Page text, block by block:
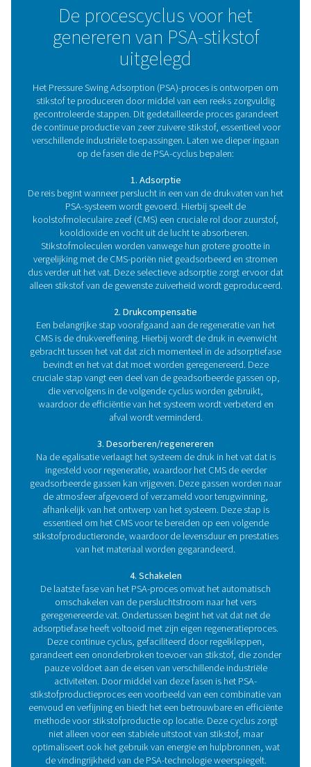
totale bedrijfskosten dalen.
5.Schaalbaarheid
PSA-systemen zijn flexibel en schaalbaar, waardoor ze
eenvoudig kunnen worden aangepast naarmate uw
stikstofbehoeften toenemen zonder uitgebreide
Hoe werkt een PSA-
stikstofgenerator?
In de volgende paragraaf gaan we dieper in op
werkingsprincipe van de PSA-stikstofgenerator.
De kerncomponenten van een PSA-
stikstofopwekkingssysteem
De kern van een PSA-stikstofopwekkingssysteem
geavanceerd en nauwkeurig afgesteld systeem dat is
om zeer zuiver stikstofgas direct ter plaatse te
Centraal in dit systeem staan twee belangrijke
in harmonie werken om stikstof te scheiden van
Bestanddelen:
1. Het hart van het systeem: koolstofmoleculaire
De koolstofmoleculaire zeef (CMS) is het centrale
het PSA-proces en fungeert als de selectieve barrière
onderscheidt van andere gassen. Dit zeer
koolstofmateriaal is uitstekend in het adsorberen van
koolstofdioxide en vocht uit perslucht, terwijl
ongehinderd kunnen passeren. De unieke
eigenschappen, waaronder de grootte en structuur
poriën, maken CMS uitzonderlijk efficiënt in het
stikstof tot de vereiste niveaus voor verschillende
toepassingen.
2. Continue productie garanderen: de dubbele
Om een constante toevoer van stikstof te realiseren,
PSA-systemen dubbele drukvaten, elk gevuld met
dubbele vatopstelling is cruciaal voor het handhaven
constante stikstofstroom. Omdat het ene vat
onzuiverheden opvangt in de adsorptiefase, geeft het